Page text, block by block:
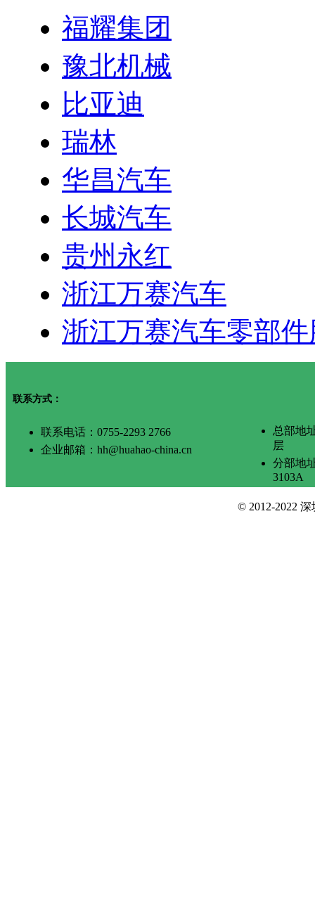
福耀集团
豫北机械
比亚迪
瑞林
华昌汽车
长城汽车
贵州永红
浙江万赛汽车
浙江万赛汽车零部
联系方式：
联系电话：0755-2293 2766
企业邮箱：hh@huahao-china.cn
总部地
层
分部地
3103A
© 2012-2022